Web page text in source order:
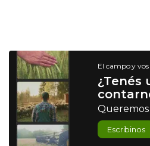
El campo y vos
¿Tenés
Escribinos